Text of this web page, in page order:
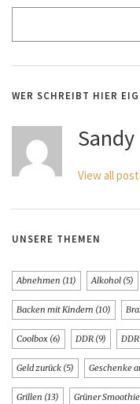
WER SCHREIBT HIER
Sandy
View all
UNSERE THEMEN
Abnehmen (11) Alkohol (5)
Backen mit Kindern (10)
Coolbox (6) DDR (9)
Geld zurück (5) Geschenke
Grillen (13) Grüner Smoothie